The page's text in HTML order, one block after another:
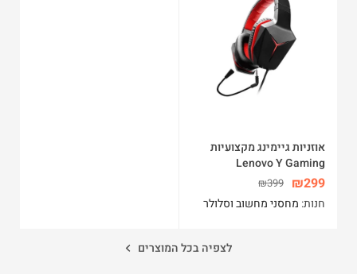
לצפיה בכל המוצרים
אוזניות גיימינג מקצועיות
Lenovo Y Gaming
GXD0L03746 Legion
₪299
₪399
חנות: מחסני מחשוב וסלולר